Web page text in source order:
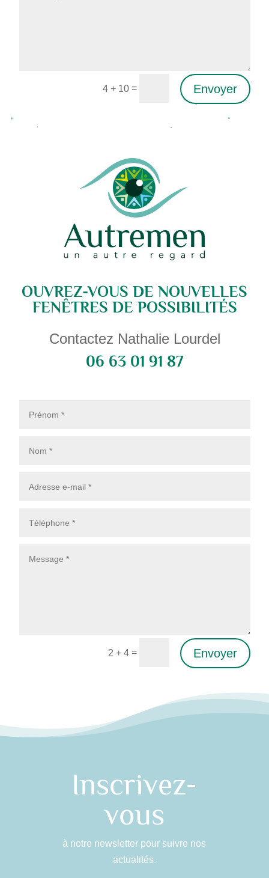
4 + 10= Envoyer
OUVREZ-VOUS DE NOUVELLES
FENÊTRES DE POSSIBILITÉS
Contactez Nathalie Lourdel
06 63 01 91 87
2 + 4= Envoyer
Inscrivez-
vous
à notre newsletter pour suivre nos
actualités.